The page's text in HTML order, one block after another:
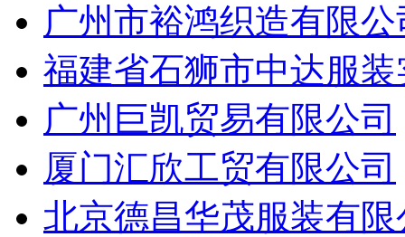
广州市裕鸿织造有限公
福建省石狮市中达服
广州巨凯贸易有限公司
厦门汇欣工贸有限公司
北京德昌华茂服装有限